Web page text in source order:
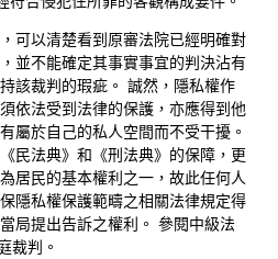
可以清楚看到原審法院已經明確對
並不能確定其事實事宜的判決沾有
該裁判的瑕疵。 誠然，隱私權作
依法受到法律的保護，亦應得到他
屬於自己的私人空間而不受干擾。
民法典》和《刑法典》的保障，更
居民的基本權利之一，故此任何人
隱私權保護範疇之相關法律規定得
局提出告訴之權利。 參閱中級法
裁判。